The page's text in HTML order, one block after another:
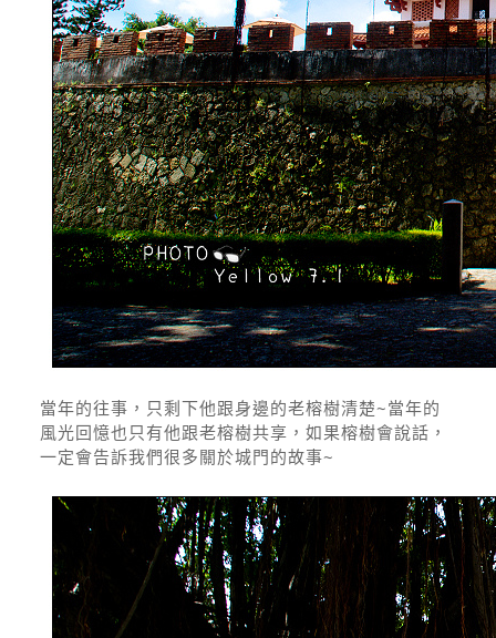
當年的往事，只剩下他跟身邊的老榕樹清楚~當年的
風光回憶也只有他跟老榕樹共享，如果榕樹會說話，
一定會告訴我們很多關於城門的故事~